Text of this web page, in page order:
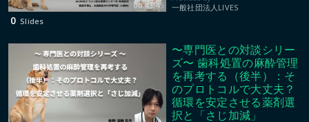
00:43:45 一般社団法人LIVES
0 Slides
〜専門医との対談シリー
ズ〜 歯科処置の麻酔管理
を再考する（後半）：そ
のプロトコルで大丈夫？
循環を安定させる薬剤選
択と「さじ加減」